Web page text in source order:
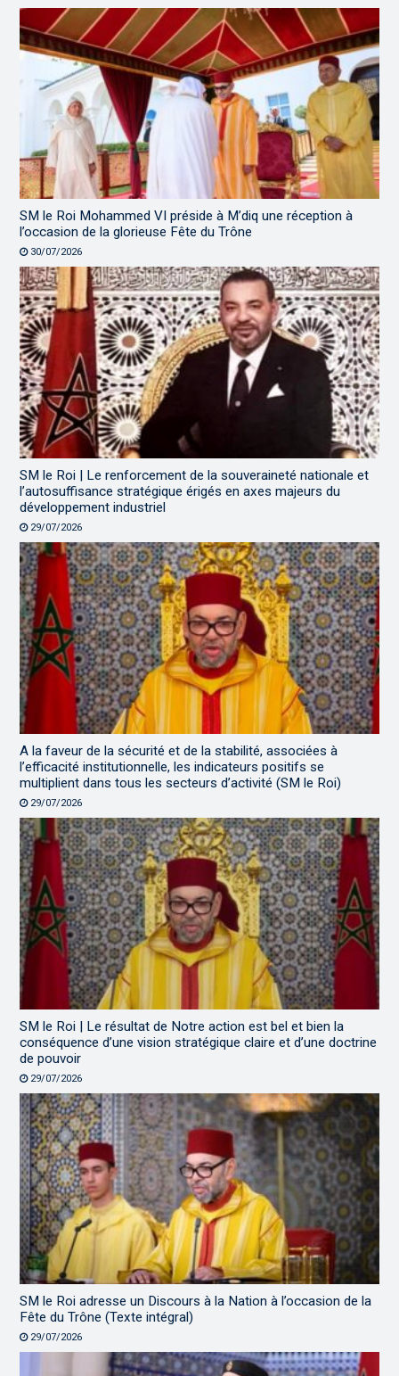
SM le Roi Mohammed VI préside à M’diq une réception à
l’occasion de la glorieuse Fête du Trône
30/07/2026
SM le Roi | Le renforcement de la souveraineté nationale et
l’autosuffisance stratégique érigés en axes majeurs du
développement industriel
29/07/2026
A la faveur de la sécurité et de la stabilité, associées à
l’efficacité institutionnelle, les indicateurs positifs se
multiplient dans tous les secteurs d’activité (SM le Roi)
29/07/2026
SM le Roi | Le résultat de Notre action est bel et bien la
conséquence d’une vision stratégique claire et d’une doctrine
de pouvoir
29/07/2026
SM le Roi adresse un Discours à la Nation à l’occasion de la
Fête du Trône (Texte intégral)
29/07/2026